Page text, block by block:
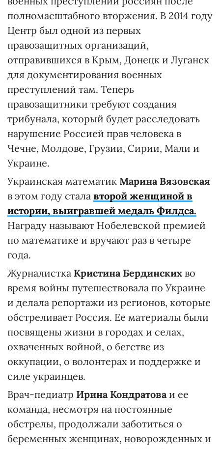
полномасштабного вторжения. В 2014 году
Центр был одной из первых
правозащитных организаций,
отправившихся в Крым, Донецк и Луганск
для документирования военных
преступлений там. Теперь
правозащитники требуют создания
трибунала, который будет расследовать
нарушение Россией прав человека в
Чечне, Молдове, Грузии, Сирии, Мали и
Украине.
Украинская математик Марина Вязовская
в этом году стала второй женщиной в
истории, выигравшей медаль Филдса.
Награду называют Нобелевской премией
по математике и вручают раз в четыре
года.
Журналистка Кристина Бердинских во
время войны путешествовала по Украине
и делала репортажи из регионов, которые
обстреливает Россия. Ее материалы были
посвящены жизни в городах и селах,
охваченных войной, о бегстве из
оккупации, о волонтерах и поддержке и
силе украинцев.
Врач-педиатр Ирина Кондратоваи ее
команда, несмотря на постоянные
обстрелы, продолжали заботиться о
беременных женщинах, новорожденных и